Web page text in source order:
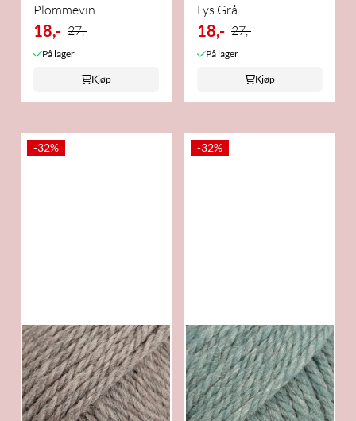
Plommevin
18,- 27,-
På lager
Kjøp
Lys Grå
18,- 27,-
På lager
Kjøp
-32% -32%